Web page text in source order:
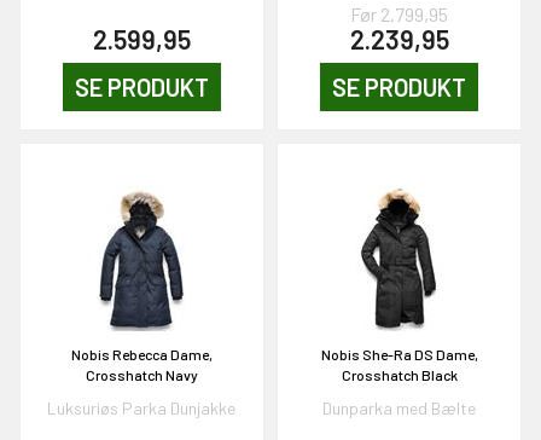
2.599,95
SE PRODUKT
Før 2.799,95
2.239,95
SE PRODUKT
Nobis Rebecca Dame,
Crosshatch Navy
Luksuriøs Parka Dunjakke
Nobis She-Ra DS Dame,
Crosshatch Black
Dunparka med Bælte